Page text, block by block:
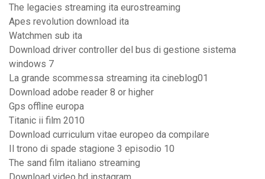
The legacies streaming ita eurostreaming
Apes revolution download ita
Watchmen sub ita
Download driver controller del bus di gestione sistema
windows 7
La grande scommessa streaming ita cineblog01
Download adobe reader 8 or higher
Gps offline europa
Titanic ii film 2010
Download curriculum vitae europeo da compilare
Il trono di spade stagione 3 episodio 10
The sand film italiano streaming